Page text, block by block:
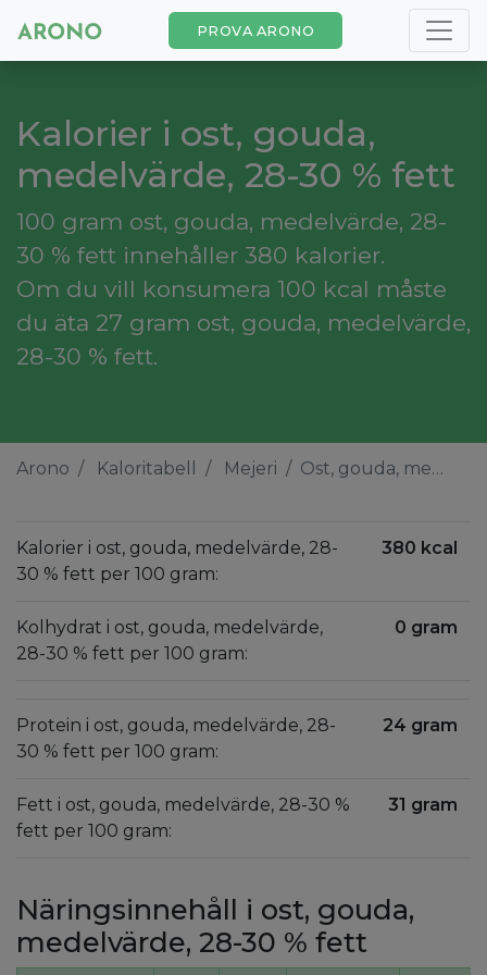
PROVA ARONO
Kalorier i ost, gouda,
medelvärde, 28-30 % fett
100 gram ost, gouda, medelvärde, 28-
30 % fett innehåller 380 kalorier.
Om du vill konsumera 100 kcal måste
du äta 27 gram ost, gouda, medelvärde,
28-30 % fett.
Arono Kaloritabell Mejeri Ost, gouda, medelvärde, 28-30 % fett
Kalorier i ost, gouda, medelvärde, 28-
30 % fett per 100 gram:
380 kcal
Kolhydrat i ost, gouda, medelvärde,
28-30 % fett per 100 gram:
0 gram
Protein i ost, gouda, medelvärde, 28-
30 % fett per 100 gram:
24 gram
Fett i ost, gouda, medelvärde, 28-30 %
fett per 100 gram:
31 gram
Näringsinnehåll i ost, gouda,
medelvärde, 28-30 % fett